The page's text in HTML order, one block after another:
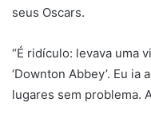
seus Oscars.
“É ridículo: levava uma
‘Downton Abbey’. Eu
lugares sem problema.